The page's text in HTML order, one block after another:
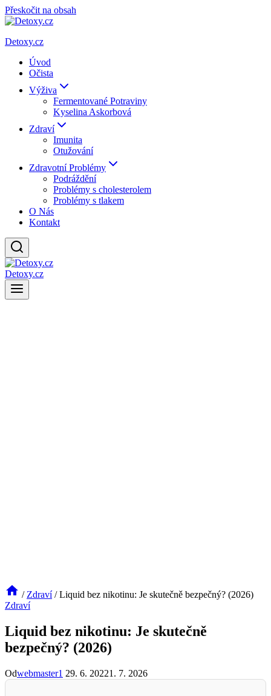
Přeskočit na obsah
Detoxy.cz
Úvod
Očista
Výživa
Fermentované Potraviny
Kyselina Askorbová
Zdraví
Imunita
Otužování
Zdravotní Problémy
Podráždění
Problémy s cholesterolem
Problémy s tlakem
O Nás
Kontakt
Detoxy.cz
/ Zdraví / Liquid bez nikotinu: Je skutečně bezpečný? (2026)
Zdraví
Liquid bez nikotinu: Je skutečně
bezpečný? (2026)
Odwebmaster1 29. 6. 20221. 7. 2026